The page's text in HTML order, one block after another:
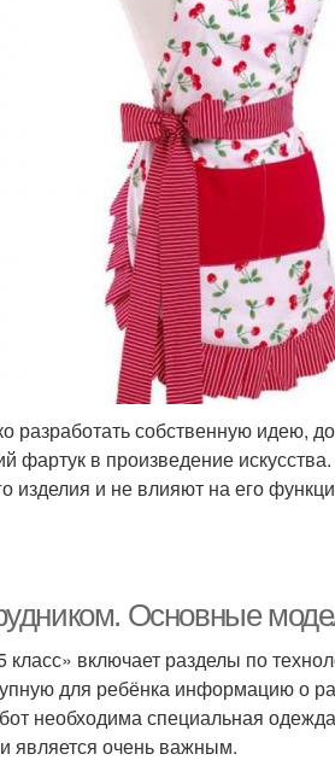
разработать собственную идею,
фартук в произведение
изделия и не влияют на его
Основные
включает разделы по
для ребёнка информацию о
необходима специальная
является очень важным.